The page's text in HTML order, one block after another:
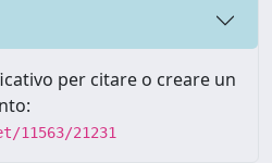
per citare o creare un
21231